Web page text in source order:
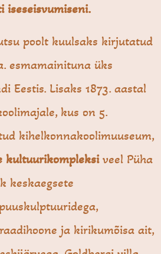
iseseisvumiseni.
poolt kuulsaks kirjutatud
esmamainituna üks
Eestis. Lisaks 1873. aastal
kus on 5.
kihelkonnakoolimuuseum,
kultuurikompleksiveel Püha
keskaegsete
ja kirikumõisa ait,